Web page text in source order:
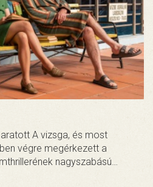
A vizsga, és most
végre megérkezett a
nagyszabású…